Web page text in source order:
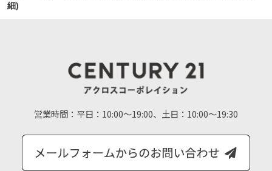
細)
営業時間： 平日：10:00～19:00、土日：10:00～19:30